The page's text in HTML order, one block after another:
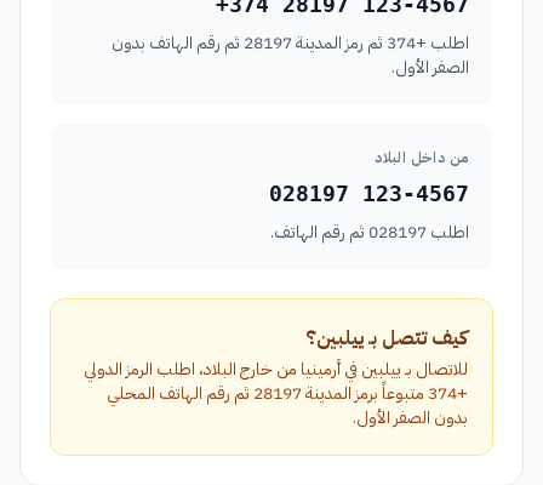
اطلب +374 ثم رمز المدينة 28197 ثم رقم الهاتف بدون
الصفر الأول.
من داخل البلاد
028197 123-4567
اطلب 028197 ثم رقم الهاتف.
كيف تتصل بـ ييلبين؟
للاتصال بـ ييلبين في أرمينيا من خارج البلاد، اطلب الرمز الدولي
+374 متبوعاً برمز المدينة 28197 ثم رقم الهاتف المحلي
بدون الصفر الأول.